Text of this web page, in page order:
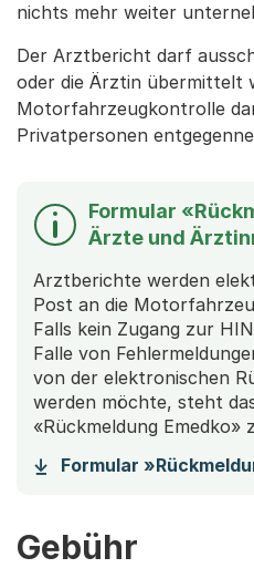
nichts mehr weiter
Der Arztbericht darf
oder die Ärztin übermittelt
Motorfahrzeugkontrolle
Privatpersonen
Formular
Ärzte und
Arztberichte werden
Post an die
Falls kein Zugang zur
Falle von
von der elektronischen
werden möchte, steht
«Rückmeldung Emedko»
Formular
Gebühr